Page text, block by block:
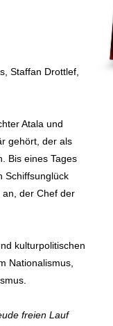
Staffan Drottlef,
Atala und
gehört, der als
Bis eines Tages
Schiffsunglück
an, der Chef der
kulturpolitischen
Nationalismus,
freien Lauf